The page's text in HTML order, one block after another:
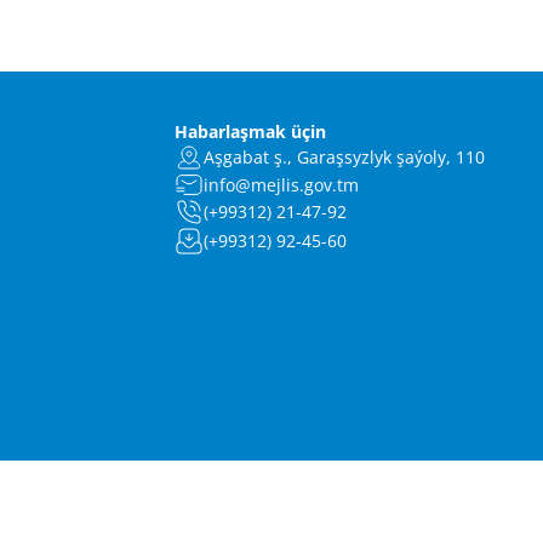
Habarlaşmak üçin
Aşgabat ş., Garaşsyzlyk şaýoly, 110
info@mejlis.gov.tm
(+99312) 21-47-92
(+99312) 92-45-60